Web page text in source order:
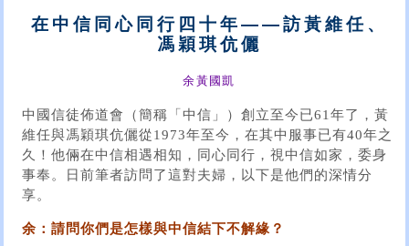
在中信同心同行四十年——訪黃維任、
馮穎琪伉儷
余黃國凱
中國信徒佈道會（簡稱「中信」）創立至今已61年了，黃
維任與馮穎琪伉儷從1973年至今，在其中服事已有40年之
久！他倆在中信相遇相知，同心同行，視中信如家，委身
事奉。日前筆者訪問了這對夫婦，以下是他們的深情分
享。
余：請問你們是怎樣與中信結下不解緣？